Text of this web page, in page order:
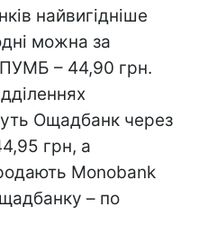
найвигідніше
можна за
– 44,90 грн.
Ощадбанк через
грн, а
Monobank
– по